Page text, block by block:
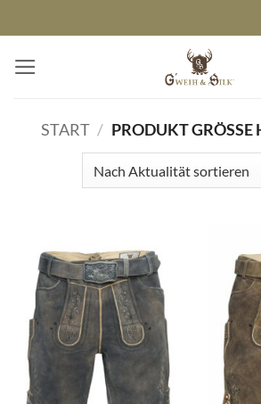
Inhalt
springen
START / PRODUKT GRÖSSE